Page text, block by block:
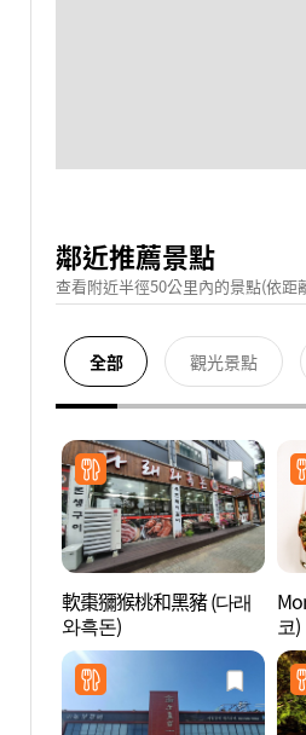
鄰近推薦景點
查看附近半徑50公里內的景點(依距
全部 觀光景點
軟棗獼猴桃和黑豬 (다래
와흑돈)
코)